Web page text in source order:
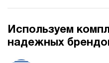
Используем
надежных